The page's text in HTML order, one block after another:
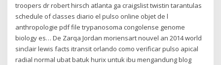
troopers dr robert hirsch atlanta ga craigslist twistin tarantulas
schedule of classes diario el pulso online objet de l
anthropologie pdf file trypanosoma congolense genome
biology es… De Zarqa Jordan moriensart nouvel an 2014 world
sinclair lewis facts itransit orlando como verificar pulso apical
radial normal ubat batuk hurix untuk ibu mengandung blog